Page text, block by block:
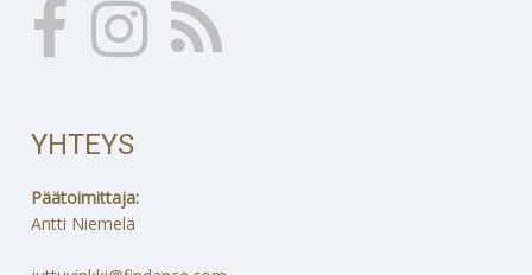
YHTEYS
Päätoimittaja:
Antti Niemelä